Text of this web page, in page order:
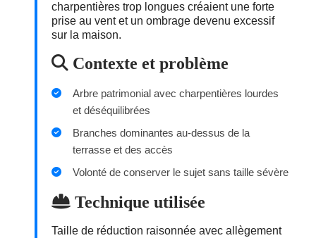
charpentières trop longues créaient une forte
prise au vent et un ombrage devenu excessif
sur la maison.
Contexte et problème
Arbre patrimonial avec charpentières lourdes
et déséquilibrées
Branches dominantes au-dessus de la
terrasse et des accès
Volonté de conserver le sujet sans taille sévère
Technique utilisée
Taille de réduction raisonnée avec allègement